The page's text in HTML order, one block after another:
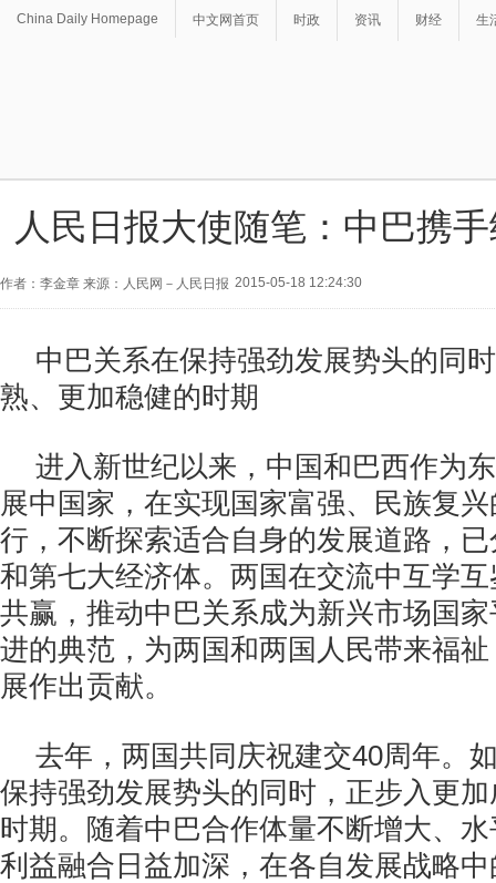
China Daily Homepage 中文网首页 时政 资讯 财经 生
人民日报大使随笔：中巴携
作者：李金章 来源：人民网－人民日报 2015-05-18 12:24:30
中巴关系在保持强劲发展势头的同
熟、更加稳健的时期
进入新世纪以来，中国和巴西作为
展中国家，在实现国家富强、民族复
行，不断探索适合自身的发展道路，
和第七大经济体。两国在交流中互学
共赢，推动中巴关系成为新兴市场国
进的典范，为两国和两国人民带来福
展作出贡献。
去年，两国共同庆祝建交40周年。
保持强劲发展势头的同时，正步入更
时期。随着中巴合作体量不断增大、
利益融合日益加深，在各自发展战略